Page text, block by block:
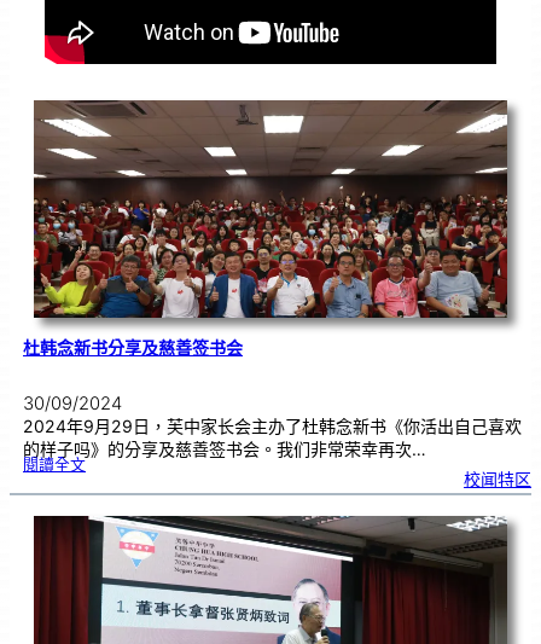
杜韩念新书分享及慈善签书会
30/09/2024
2024年9月29日，芙中家长会主办了杜韩念新书《你活出自己喜欢
的样子吗》的分享及慈善签书会。我们非常荣幸再次…
閱讀全文:杜
新
分
享
及
校闻特区